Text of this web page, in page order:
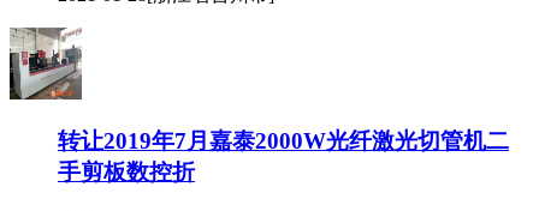
转让2019年7月嘉泰2000W光纤激光切管机二
手剪板数控折